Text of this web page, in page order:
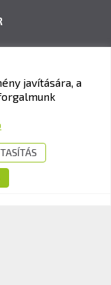
javítására, a